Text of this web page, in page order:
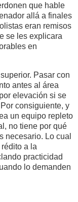
que hable
allá a finales
eran remisos
se les explicara
en
Pasar con
antes al área
elevación si se
consiguiente, y
un equipo repleto
no tiene por qué
necesario. Lo cual
a la
practicidad
lo demanden